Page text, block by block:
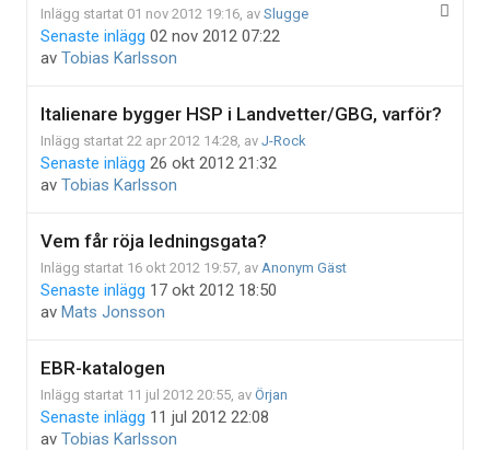
Inlägg startat 01 nov 2012 19:16, av Slugge
Senaste inlägg 02 nov 2012 07:22
av Tobias Karlsson
Italienare bygger HSP i Landvetter/GBG, varför?
Inlägg startat 22 apr 2012 14:28, av J-Rock
Senaste inlägg 26 okt 2012 21:32
av Tobias Karlsson
Vem får röja ledningsgata?
Inlägg startat 16 okt 2012 19:57, av Anonym Gäst
Senaste inlägg 17 okt 2012 18:50
av Mats Jonsson
EBR-katalogen
Inlägg startat 11 jul 2012 20:55, av Örjan
Senaste inlägg 11 jul 2012 22:08
av Tobias Karlsson